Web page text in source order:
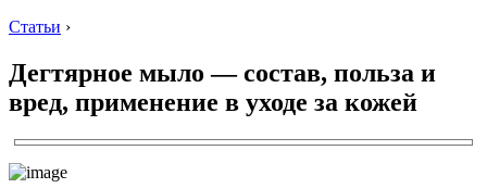
Статьи ›
Дегтярное мыло — состав, польза и
вред, применение в уходе за кожей